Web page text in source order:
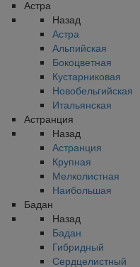
Астра
Назад
Астра
Альпийская
Бокоцветная
Кустарниковая
Новобельгийская
Итальянская
Астранция
Назад
Астранция
Крупная
Мелколистная
Наибольшая
Бадан
Назад
Бадан
Гибридный
Сердцелистный